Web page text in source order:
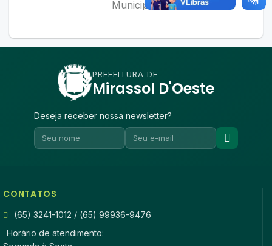
Municipal"
PREFEITURA DE
Mirassol D'Oeste
Deseja receber nossa newsletter?
CONTATOS
(65) 3241-1012 / (65) 99936-9476
Horário de atendimento: